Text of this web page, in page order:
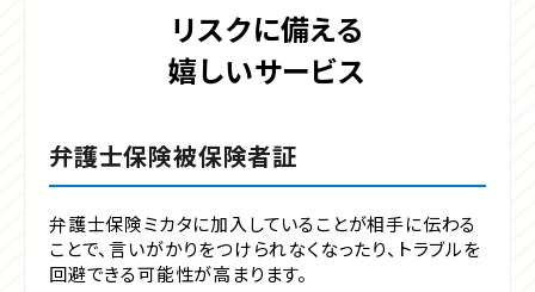
リスクに備える
嬉しいサービス
弁護士保険被保険者証
弁護士保険ミカタに加入していることが相手に伝わる
ことで、言いがかりをつけられなくなったり、トラブルを
回避できる可能性が高まります。